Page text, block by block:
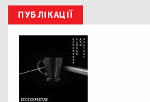
ПУБЛІКАЦІЇ